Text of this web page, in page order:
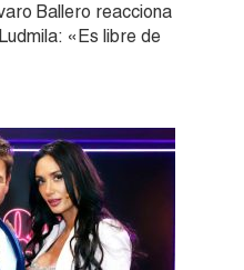
Ballero reacciona
«Es libre de